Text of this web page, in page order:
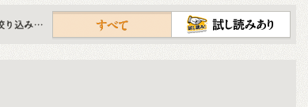
すべて